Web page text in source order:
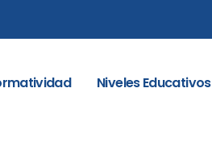
Niveles Educativos